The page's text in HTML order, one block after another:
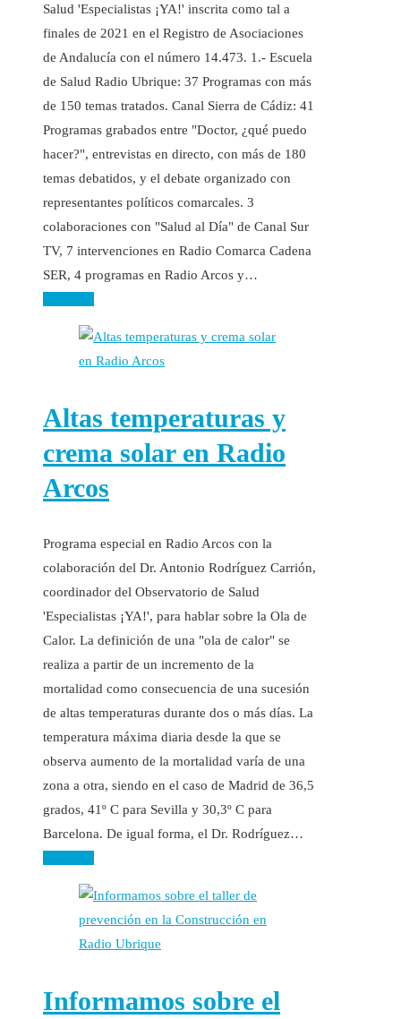
Salud 'Especialistas ¡YA!' inscrita como tal a
finales de 2021 en el Registro de Asociaciones
de Andalucía con el número 14.473. 1.- Escuela
de Salud Radio Ubrique: 37 Programas con más
de 150 temas tratados. Canal Sierra de Cádiz: 41
Programas grabados entre "Doctor, ¿qué puedo
hacer?", entrevistas en directo, con más de 180
temas debatidos, y el debate organizado con
representantes políticos comarcales. 3
colaboraciones con "Salud al Día" de Canal Sur
TV, 7 intervenciones en Radio Comarca Cadena
SER, 4 programas en Radio Arcos y…
Altas temperaturas y
crema solar en Radio
Arcos
Programa especial en Radio Arcos con la
colaboración del Dr. Antonio Rodríguez Carrión,
coordinador del Observatorio de Salud
'Especialistas ¡YA!', para hablar sobre la Ola de
Calor. La definición de una "ola de calor" se
realiza a partir de un incremento de la
mortalidad como consecuencia de una sucesión
de altas temperaturas durante dos o más días. La
temperatura máxima diaria desde la que se
observa aumento de la mortalidad varía de una
zona a otra, siendo en el caso de Madrid de 36,5
grados, 41º C para Sevilla y 30,3º C para
Barcelona. De igual forma, el Dr. Rodríguez…
Informamos sobre el